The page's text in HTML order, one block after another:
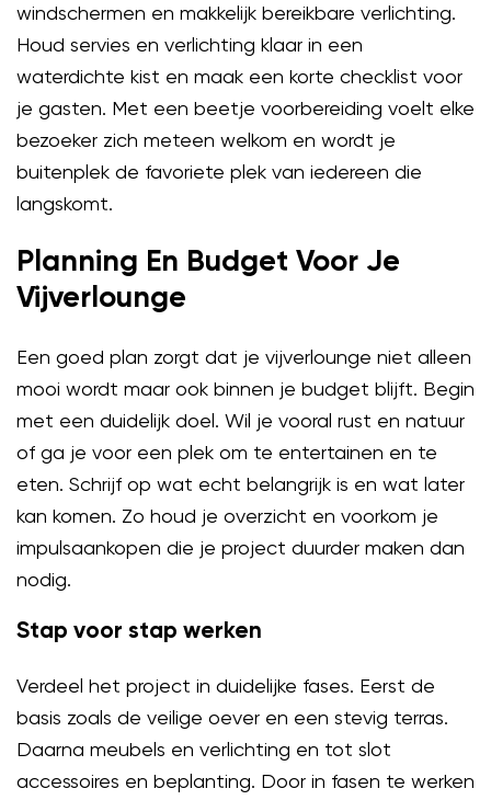
windschermen en makkelijk bereikbare verlichting.
Houd servies en verlichting klaar in een
waterdichte kist en maak een korte checklist voor
je gasten. Met een beetje voorbereiding voelt elke
bezoeker zich meteen welkom en wordt je
buitenplek de favoriete plek van iedereen die
langskomt.
Planning En Budget Voor Je
Vijverlounge
Een goed plan zorgt dat je vijverlounge niet alleen
mooi wordt maar ook binnen je budget blijft. Begin
met een duidelijk doel. Wil je vooral rust en natuur
of ga je voor een plek om te entertainen en te
eten. Schrijf op wat echt belangrijk is en wat later
kan komen. Zo houd je overzicht en voorkom je
impulsaankopen die je project duurder maken dan
nodig.
Stap voor stap werken
Verdeel het project in duidelijke fases. Eerst de
basis zoals de veilige oever en een stevig terras.
Daarna meubels en verlichting en tot slot
accessoires en beplanting. Door in fasen te werken